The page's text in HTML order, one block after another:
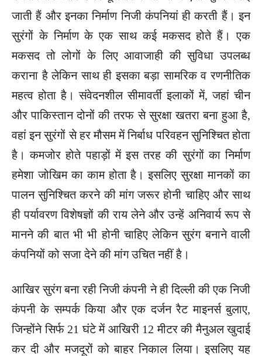
जाती हैं और इनका निर्माण निजी कंपनियां ही करती हैं। इन
सुरंगों के निर्माण के एक साथ कई मकसद होते हैं। एक
मकसद तो लोगों के लिए आवाजाही की सुविधा उपलब्ध
कराना है लेकिन साथ ही इसका बड़ा सामरिक व रणनीतिक
महत्व होता है। संवेदनशील सीमावर्ती इलाकों में, जहां चीन
और पाकिस्तान दोनों की तरफ से सुरक्षा खतरा बना हुआ है,
वहां इन सुरंगों से हर मौसम में निर्बाध परिवहन सुनिश्चित होता
है। कमजोर होते पहाड़ों में इस तरह की सुरंगों का निर्माण
हमेशा जोखिम का काम होता है। इसलिए सुरक्षा मानकों का
पालन सुनिश्चित करने की मांग जरूर होनी चाहिए और साथ
ही पर्यावरण विशेषज्ञों की राय लेने और उन्हें अनिवार्य रूप से
मानने की बात भी भी होनी चाहिए लेकिन सुरंग बनाने वाली
कंपनियों को सजा देने की मांग उचित नहीं है।
आखिर सुरंग बना रही निजी कंपनी ने ही दिल्ली की एक निजी
कंपनी के सम्पर्क किया और एक दर्जन रैट माइनर्स बुलाए,
जिन्होंने सिर्फ 21 घंटे में आखिरी 12 मीटर की मैनुअल खुदाई
कर दी और मजदूरों को बाहर निकाल लिया। इसलिए यह